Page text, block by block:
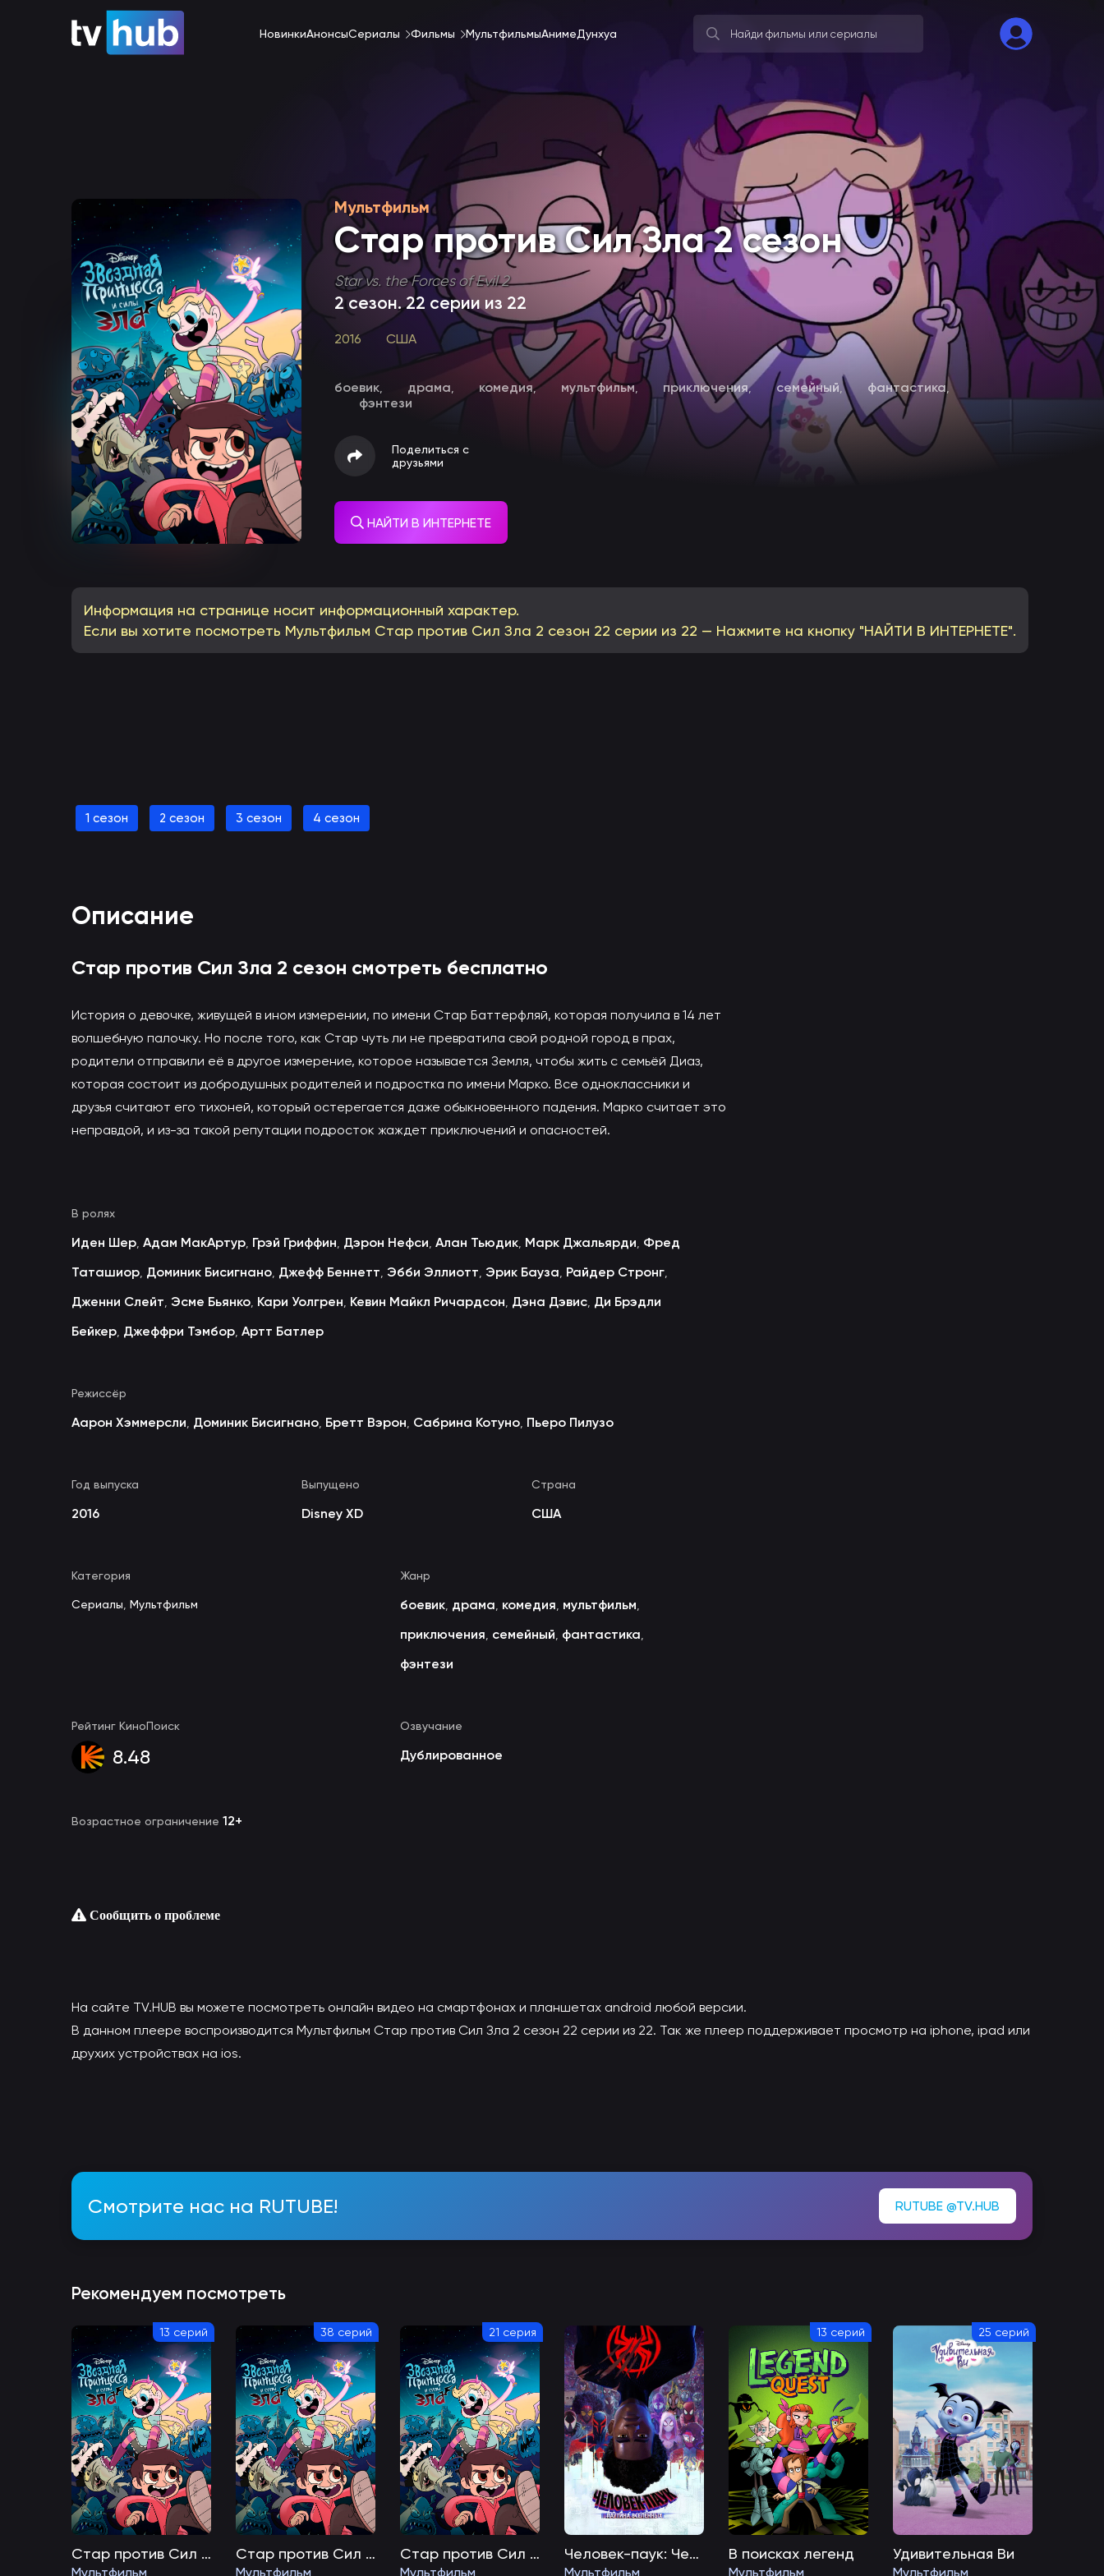
НовинкиАнонсыСериалы Фильмы МультфильмыАнимеДунхуа
Мультфильм
Стар против Сил Зла 2 сезон
Star vs. the Forces of Evil 2
2 сезон. 22 серии из 22
2016 США
боевик драма комедия, мультфильм, приключения, семейный фантастика,
фэнтези
Поделиться с
друзьями
НАЙТИ В ИНТЕРНЕТЕ
Информация на странице носит информационный характер.
Если вы хотите посмотреть Мультфильм Стар против Сил Зла 2 сезон 22 серии из 22 — Нажмите на кнопку "НАЙТИ В ИНТЕРНЕТЕ".
Смотреть Стар против Сил Зла 2 сезон онлайн
1 сезон 2 сезон 3 сезон 4 сезон
Описание
Стар против Сил Зла 2 сезон смотреть бесплатно
История о девочке, живущей в ином измерении, по имени Стар Баттерфляй, которая получила в 14 лет
волшебную палочку. Но после того, как Стар чуть ли не превратила свой родной город в прах,
родители отправили её в другое измерение, которое называется Земля, чтобы жить с семьёй Диаз,
которая состоит из добродушных родителей и подростка по имени Марко. Все одноклассники и
друзья считают его тихоней, который остерегается даже обыкновенного падения. Марко считает это
неправдой, и из-за такой репутации подросток жаждет приключений и опасностей.
В ролях
Иден Шер Адам МакАртур Грэй Гриффин Дэрон Нефси Алан Тьюдик Марк Джальярди Фред
Таташиор Доминик Бисигнано Джефф Беннетт Эбби Эллиотт Эрик Бауза Райдер Стронг
Дженни Слейт Эсме Бьянко Кари Уолгрен Кевин Майкл Ричардсон Дэна Дэвис Ди Брэдли
Бейкер Джеффри Тэмбор Артт Батлер
Режиссёр
Аарон Хэммерсли Доминик Бисигнано Бретт Вэрон Сабрина Котуно Пьеро Пилузо
Год выпуска
2016
Выпущено
Disney XD
Страна
США
Категория
Сериалы Мультфильм
Жанр
боевик драма комедия мультфильм
приключения семейный фантастика
фэнтези
Рейтинг КиноПоиск
8.48
Озвучание
Дублированное
Возрастное ограничение 12+
Сообщить о проблеме
На сайте TV.HUB вы можете посмотреть онлайн видео на смартфонах и планшетах android любой версии.
В данном плеере воспроизводится Мультфильм Стар против Сил Зла 2 сезон 22 серии из 22. Так же плеер поддерживает просмотр на iphone, ipad или
друхих устройствах на ios.
Смотрите нас на RUTUBE! RUTUBE @TV.HUB
Рекомендуем посмотреть
13 серий
Стар против Сил Зла
Мультфильм
38 серий
Стар против Сил Зла
Мультфильм
21 серия
Стар против Сил Зла
Мультфильм
Человек-паук: Через вселенные
Мультфильм
13 серий
В поисках легенд
Мультфильм
25 серий
Удивительная Ви
Мультфильм